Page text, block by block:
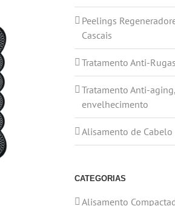
Peelings
Cascais
Tratamento Anti-
Tratamento Anti-
envelhecimento
Alisamento de Cabelo
CATEGORIAS
Alisamento